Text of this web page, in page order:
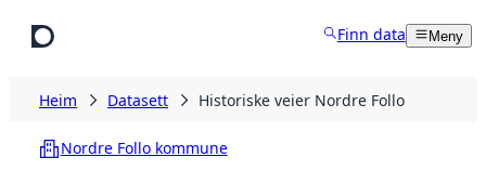
Finn data Meny
Heim Datasett Historiske veier Nordre Follo
Nordre Follo kommune